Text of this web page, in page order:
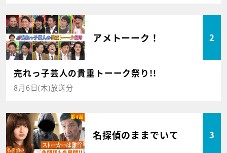
アメトーーク！ 2
売れっ子芸人の貴重トーーク祭り!!
8月6日(木)放送分
名探偵のままでいて 3